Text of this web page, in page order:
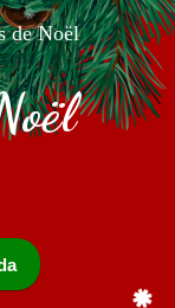
de Noël